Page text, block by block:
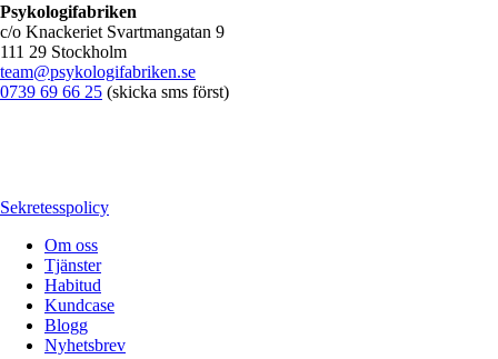
Psykologifabriken
c/o Knackeriet Svartmangatan 9
111 29 Stockholm
team@psykologifabriken.se
0739 69 66 25 (skicka sms först)
Sekretesspolicy
Om oss
Tjänster
Habitud
Kundcase
Blogg
Nyhetsbrev